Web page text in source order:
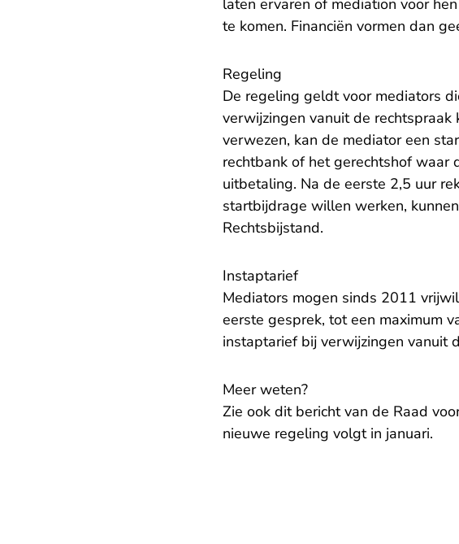
laten ervaren of mediation voor
te komen. Financiën vormen dan
Regeling
De regeling geldt voor mediators
verwijzingen vanuit de rechtspraak
verwezen, kan de mediator een
rechtbank of het gerechtshof waar
uitbetaling. Na de eerste 2,5 uur
startbijdrage willen werken,
Rechtsbijstand.
Instaptarief
Mediators mogen sinds 2011
eerste gesprek, tot een maximum
instaptarief bij verwijzingen vanuit
Meer weten?
Zie ook dit bericht- U verlaat
van de Raad
nieuwe regeling volgt in januari.